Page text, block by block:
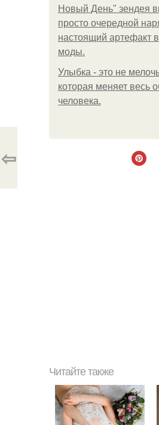
Новый День" зендея
просто очередной
настоящий артефакт
моды.
Улыбка - это не
которая меняет весь
человека.
⇦
Читайте также